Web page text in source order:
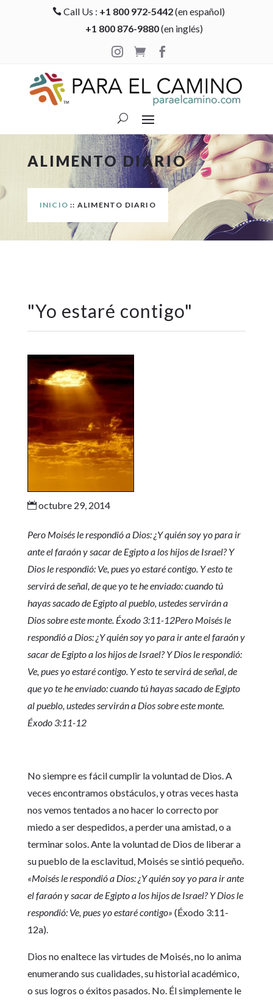
 Call Us : +1 800 972-5442(en español)
+1 800 876-9880(en inglés)

 
ALIMENTO DIARIO
INICIO :: ALIMENTO DIARIO
"Yo estaré contigo"
octubre 29, 2014
Pero Moisés le respondió a Dios: ¿Y quién soy yo para ir
ante el faraón y sacar de Egipto a los hijos de Israel? Y
Dios le respondió: Ve, pues yo estaré contigo. Y esto te
servirá de señal, de que yo te he enviado: cuando tú
hayas sacado de Egipto al pueblo, ustedes servirán a
Dios sobre este monte. Éxodo 3:11-12Pero Moisés le
respondió a Dios: ¿Y quién soy yo para ir ante el faraón y
sacar de Egipto a los hijos de Israel? Y Dios le respondió:
Ve, pues yo estaré contigo. Y esto te servirá de señal, de
que yo te he enviado: cuando tú hayas sacado de Egipto
al pueblo, ustedes servirán a Dios sobre este monte.
Éxodo 3:11-12
No siempre es fácil cumplir la voluntad de Dios. A
veces encontramos obstáculos, y otras veces hasta
nos vemos tentados a no hacer lo correcto por
miedo a ser despedidos, a perder una amistad, o a
terminar solos. Ante la voluntad de Dios de liberar a
su pueblo de la esclavitud, Moisés se sintió pequeño.
«Moisés le respondió a Dios: ¿Y quién soy yo para ir ante
el faraón y sacar de Egipto a los hijos de Israel? Y Dios le
respondió: Ve, pues yo estaré contigo» (Éxodo 3:11-
12a).
Dios no enaltece las virtudes de Moisés, no lo anima
enumerando sus cualidades, su historial académico,
o sus logros o éxitos pasados. No. Él simplemente le